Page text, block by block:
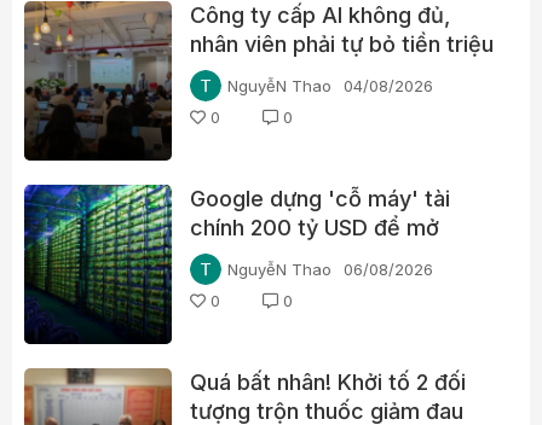
Công ty cấp AI không đủ,
nhân viên phải tự bỏ tiền triệu
mỗi tháng
NguyễN Thao
04/08/2026
0
0
Google dựng 'cỗ máy' tài
chính 200 tỷ USD để mở
đường cho chip AI, thách
thức Nvidia
NguyễN Thao
06/08/2026
0
0
Quá bất nhân! Khởi tố 2 đối
tượng trộn thuốc giảm đau